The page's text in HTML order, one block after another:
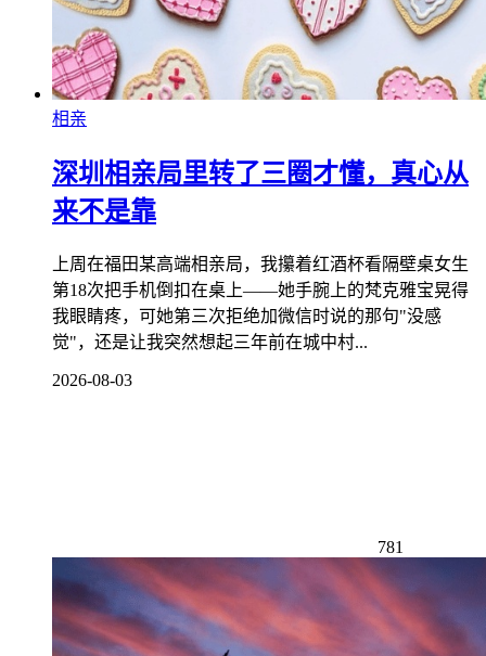
相亲
深圳相亲局里转了三圈才懂，真心从
来不是靠
上周在福田某高端相亲局，我攥着红酒杯看隔壁桌女生
第18次把手机倒扣在桌上——她手腕上的梵克雅宝晃得
我眼睛疼，可她第三次拒绝加微信时说的那句"没感
觉"，还是让我突然想起三年前在城中村...
2026-08-03
781